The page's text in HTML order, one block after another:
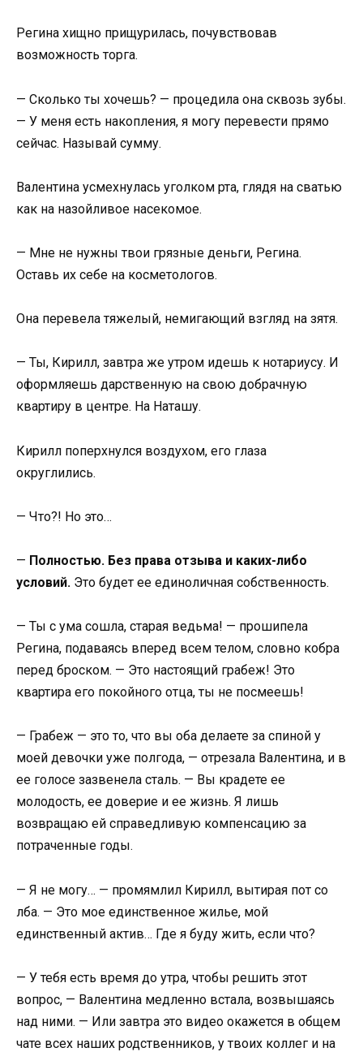
Регина хищно прищурилась, почувствовав
возможность торга.
— Сколько ты хочешь? — процедила она сквозь зубы.
— У меня есть накопления, я могу перевести прямо
сейчас. Называй сумму.
Валентина усмехнулась уголком рта, глядя на сватью
как на назойливое насекомое.
— Мне не нужны твои грязные деньги, Регина.
Оставь их себе на косметологов.
Она перевела тяжелый, немигающий взгляд на зятя.
— Ты, Кирилл, завтра же утром идешь к нотариусу. И
оформляешь дарственную на свою добрачную
квартиру в центре. На Наташу.
Кирилл поперхнулся воздухом, его глаза
округлились.
— Что?! Но это…
— Полностью. Без права отзыва и каких-либо
условий. Это будет ее единоличная собственность.
— Ты с ума сошла, старая ведьма! — прошипела
Регина, подаваясь вперед всем телом, словно кобра
перед броском. — Это настоящий грабеж! Это
квартира его покойного отца, ты не посмеешь!
— Грабеж — это то, что вы оба делаете за спиной у
моей девочки уже полгода, — отрезала Валентина, и в
ее голосе зазвенела сталь. — Вы крадете ее
молодость, ее доверие и ее жизнь. Я лишь
возвращаю ей справедливую компенсацию за
потраченные годы.
— Я не могу… — промямлил Кирилл, вытирая пот со
лба. — Это мое единственное жилье, мой
единственный актив… Где я буду жить, если что?
— У тебя есть время до утра, чтобы решить этот
вопрос, — Валентина медленно встала, возвышаясь
над ними. — Или завтра это видео окажется в общем
чате всех наших родственников, у твоих коллег и на